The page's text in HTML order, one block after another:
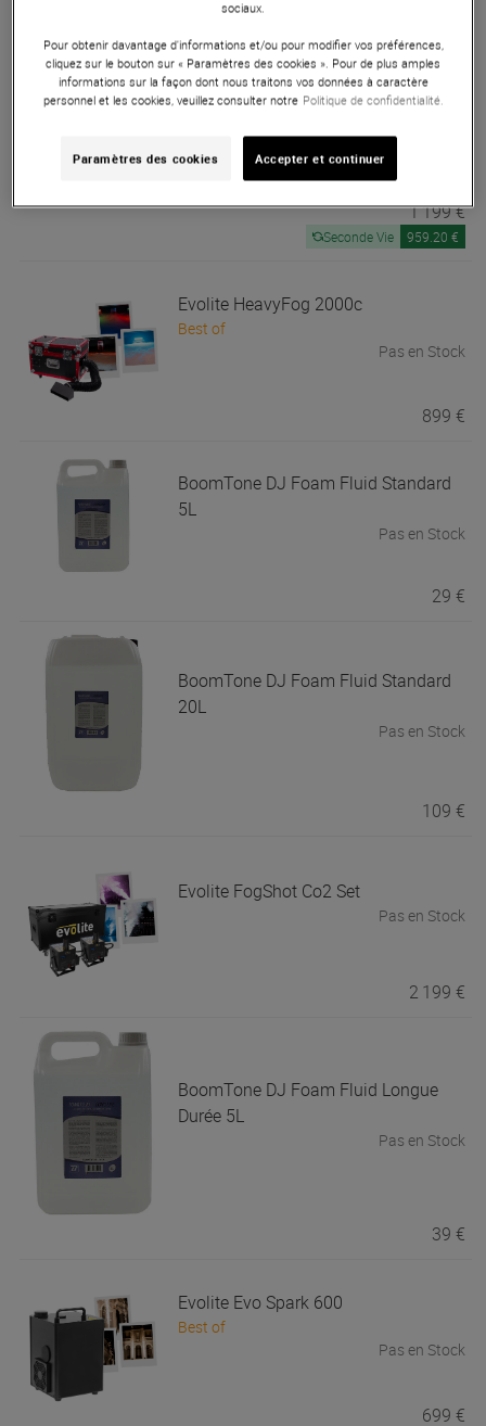
EvoliteEvo Spark 600 Twin Set
1 199 €
Seconde Vie 959.20 €
Evolite HeavyFog 2000c
Best of
Pas en Stock
899 €
BoomTone DJ Foam Fluid Standard
5L
Pas en Stock
29 €
BoomTone DJ Foam Fluid Standard
20L
Pas en Stock
109 €
Evolite FogShot Co2 Set
Pas en Stock
2 199 €
BoomTone DJ Foam Fluid Longue
Durée 5L
Pas en Stock
39 €
Evolite Evo Spark 600
Best of
Pas en Stock
699 €
sociaux.
Pour obtenir davantage d'informations et/ou pour modifier vos préférences,
cliquez sur le bouton sur « Paramètres des cookies ». Pour de plus amples
informations sur la façon dont nous traitons vos données à caractère
personnel et les cookies, veuillez consulter notre Politique de confidentialité.
Paramètres des cookies Accepter et continuer